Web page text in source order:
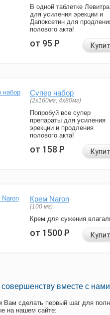
В одной таблетке Левитра
для усиления эрекции и
Дапоксетин для
полового акта!
от 95Р
Супер набор
(2х160мг, 4х80мг)
Попробуй все супер
препараты для усиления
эрекции и продления
полового акта!
от 158Р
Крем Naron
(100 мг)
Крем для сужения
от 1500Р
совершенству вместе с нами
Вам сделать первый шаг для
на нашем сайте: